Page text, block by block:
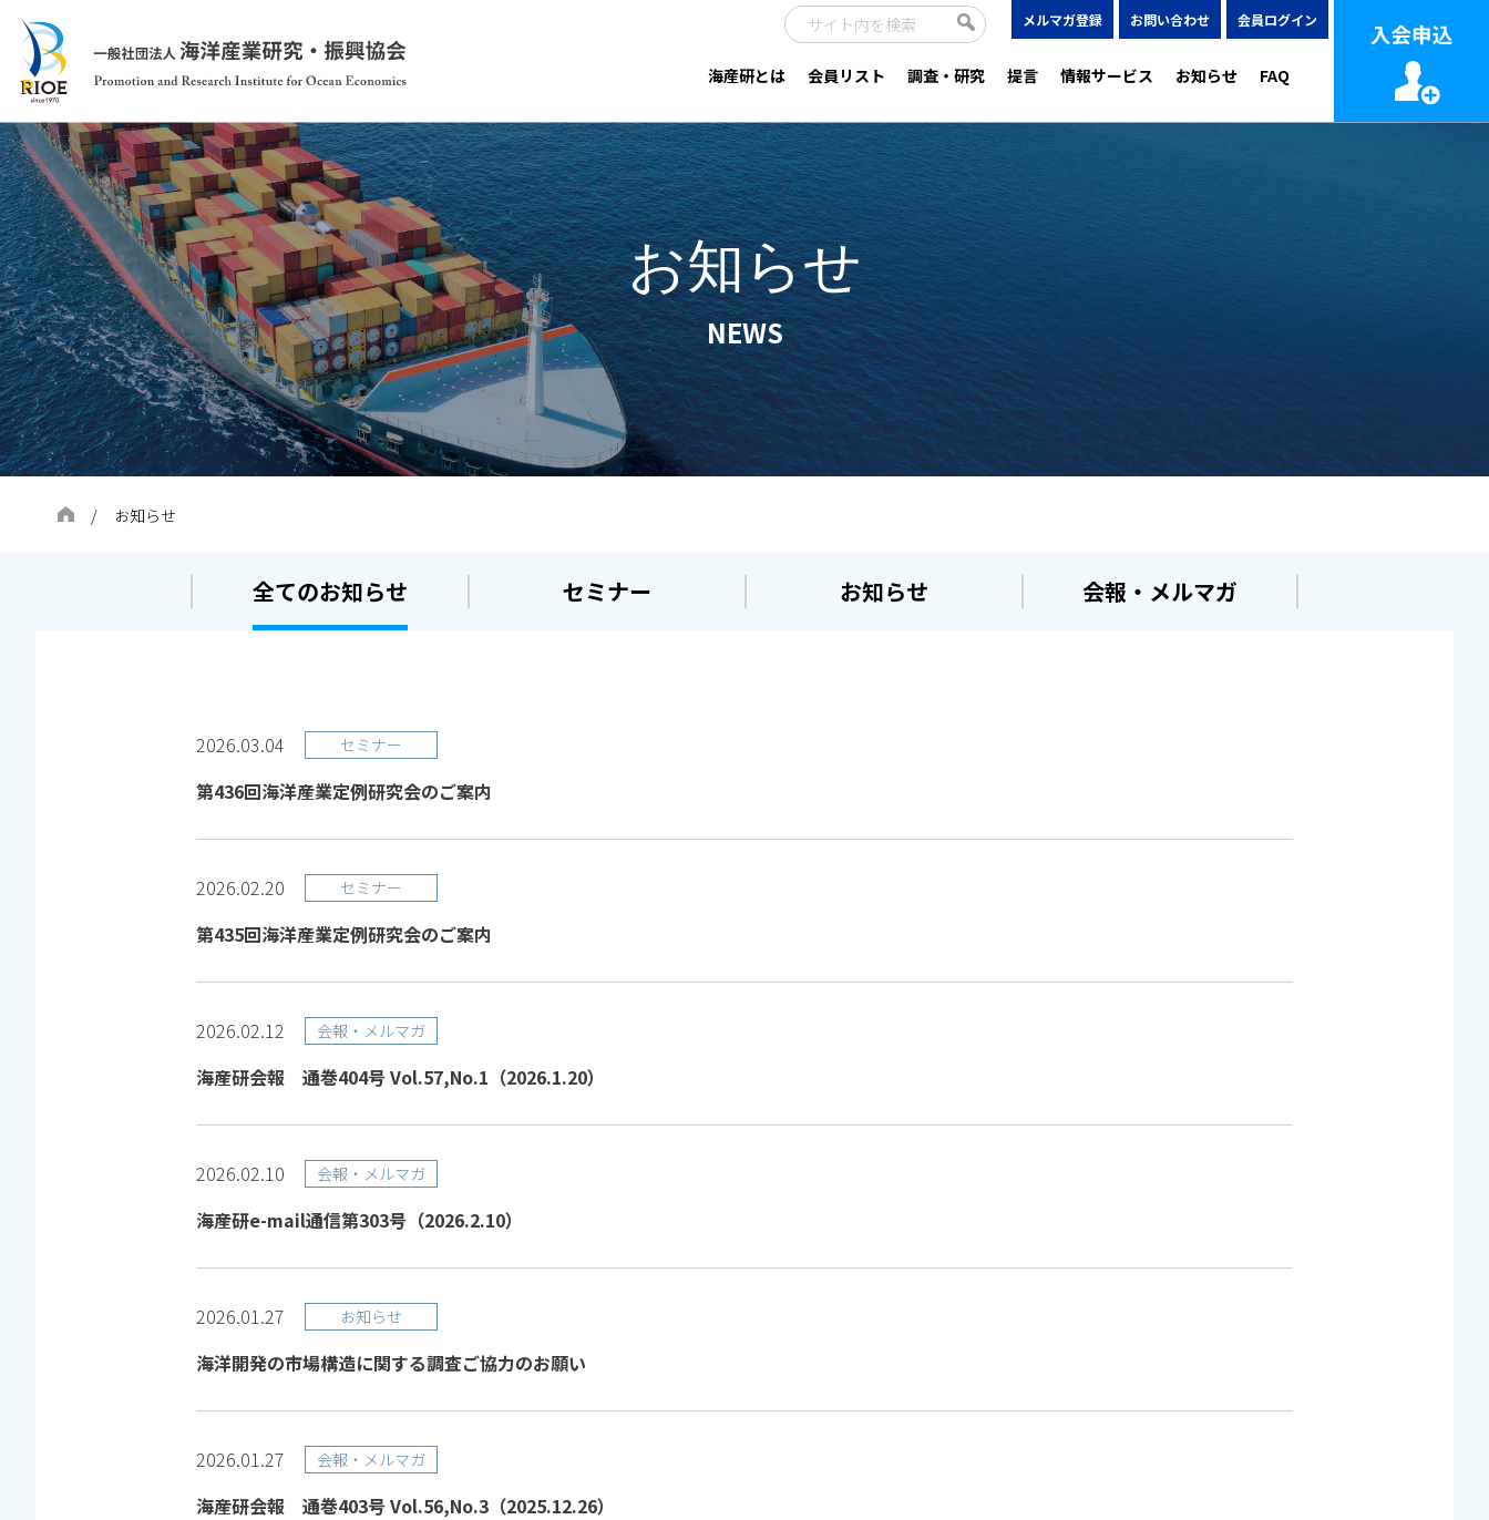
メルマガ登録 お問い合わせ 会員ログイン
海産研とは 会員リスト 調査・研究 提言 情報サービス お知らせ FAQ
お知らせ
NEWS
お知らせ
全てのお知らせ セミナー お知らせ 会報・メルマガ
2026.03.04 セミナー
第436回海洋産業定例研究会のご案内
2026.02.20 セミナー
第435回海洋産業定例研究会のご案内
2026.02.12 会報・メルマガ
海産研会報 通巻404号 Vol.57,No.1（2026.1.20）
2026.02.10 会報・メルマガ
海産研e-mail通信第303号（2026.2.10）
2026.01.27 お知らせ
海洋開発の市場構造に関する調査ご協力のお願い
2026.01.27 会報・メルマガ
海産研会報 通巻403号 Vol.56,No.3（2025.12.26）